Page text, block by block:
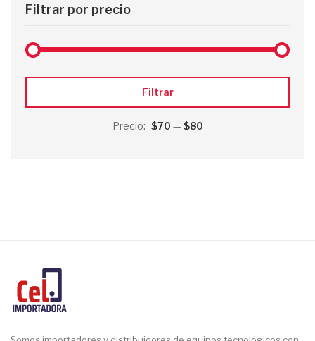
Filtrar por precio
Filtrar
Precio: $70 — $80